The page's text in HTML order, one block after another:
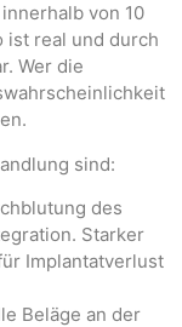
von 10
ist real und durch
Wer die
sind:
des
Starker
Implantatverlust
Beläge an der